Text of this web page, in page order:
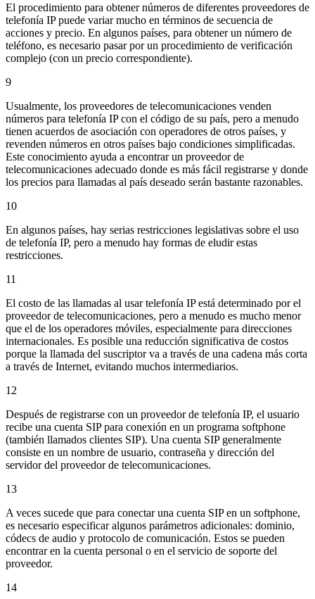
El procedimiento para obtener números de diferentes proveedores de
telefonía IP puede variar mucho en términos de secuencia de
acciones y precio. En algunos países, para obtener un número de
teléfono, es necesario pasar por un procedimiento de verificación
complejo (con un precio correspondiente).
9
Usualmente, los proveedores de telecomunicaciones venden
números para telefonía IP con el código de su país, pero a menudo
tienen acuerdos de asociación con operadores de otros países, y
revenden números en otros países bajo condiciones simplificadas.
Este conocimiento ayuda a encontrar un proveedor de
telecomunicaciones adecuado donde es más fácil registrarse y donde
los precios para llamadas al país deseado serán bastante razonables.
10
En algunos países, hay serias restricciones legislativas sobre el uso
de telefonía IP, pero a menudo hay formas de eludir estas
restricciones.
11
El costo de las llamadas al usar telefonía IP está determinado por el
proveedor de telecomunicaciones, pero a menudo es mucho menor
que el de los operadores móviles, especialmente para direcciones
internacionales. Es posible una reducción significativa de costos
porque la llamada del suscriptor va a través de una cadena más corta
a través de Internet, evitando muchos intermediarios.
12
Después de registrarse con un proveedor de telefonía IP, el usuario
recibe una cuenta SIP para conexión en un programa softphone
(también llamados clientes SIP). Una cuenta SIP generalmente
consiste en un nombre de usuario, contraseña y dirección del
servidor del proveedor de telecomunicaciones.
13
A veces sucede que para conectar una cuenta SIP en un softphone,
es necesario especificar algunos parámetros adicionales: dominio,
códecs de audio y protocolo de comunicación. Estos se pueden
encontrar en la cuenta personal o en el servicio de soporte del
proveedor.
14